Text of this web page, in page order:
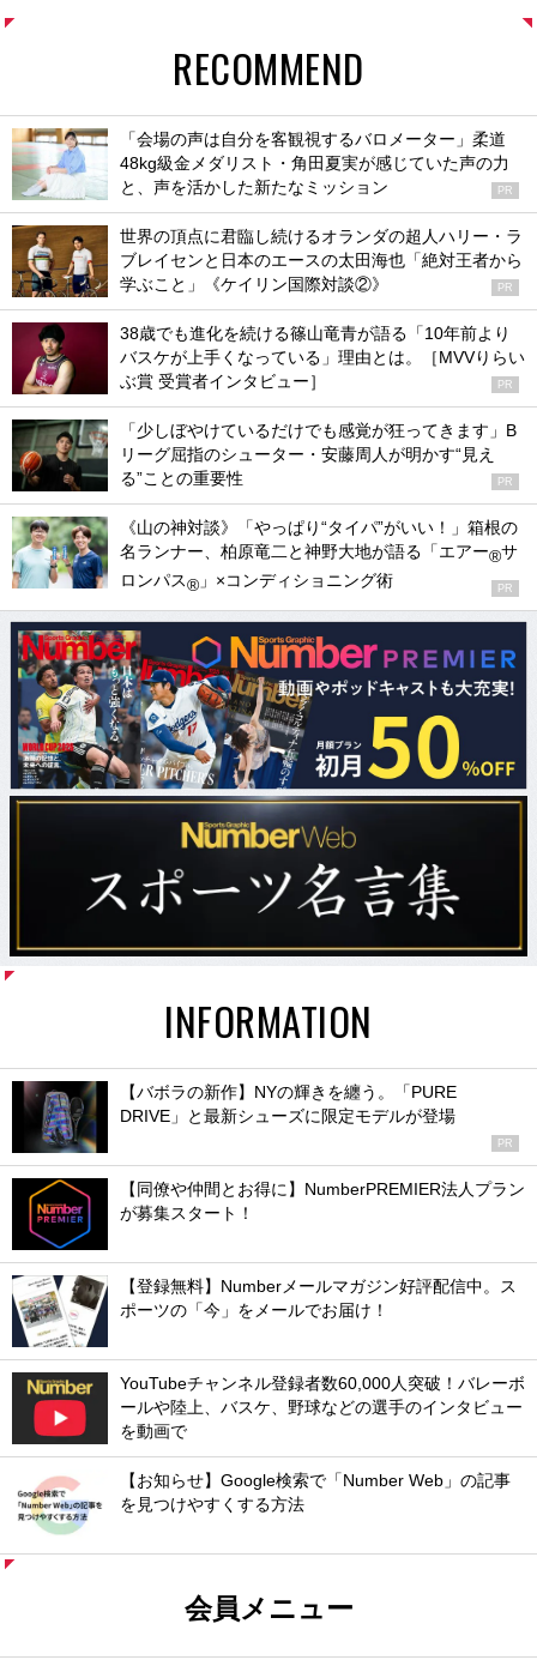
RECOMMEND
「会場の声は自分を客観視するバロメーター」柔道
48kg級金メダリスト・角田夏実が感じていた声の力
と、声を活かした新たなミッション
PR
世界の頂点に君臨し続けるオランダの超人ハリー・ラ
ブレイセンと日本のエースの太田海也「絶対王者から
学ぶこと」《ケイリン国際対談②》
PR
38歳でも進化を続ける篠山竜青が語る「10年前より
バスケが上手くなっている」理由とは。［MVVりらい
ぶ賞 受賞者インタビュー］
PR
「少しぼやけているだけでも感覚が狂ってきます」B
リーグ屈指のシューター・安藤周人が明かす“見え
る”ことの重要性
PR
《山の神対談》「やっぱり“タイパ”がいい！」箱根の
名ランナー、柏原竜二と神野大地が語る「エアー®サ
ロンパス® 」×コンディショニング術 PR
INFORMATION
【バボラの新作】NYの輝きを纏う。「PURE
DRIVE」と最新シューズに限定モデルが登場
PR
【同僚や仲間とお得に】NumberPREMIER法人プラン
が募集スタート！
【登録無料】Numberメールマガジン好評配信中。ス
ポーツの「今」をメールでお届け！
YouTubeチャンネル登録者数60,000人突破！バレーボ
ールや陸上、バスケ、野球などの選手のインタビュー
を動画で
【お知らせ】Google検索で「Number Web」の記事
を見つけやすくする方法
会員メニュー